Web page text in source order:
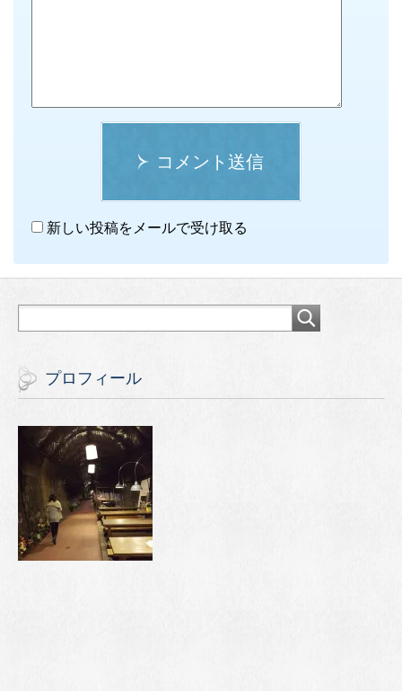
コメント送信
新しい投稿をメールで受け取る
プロフィール